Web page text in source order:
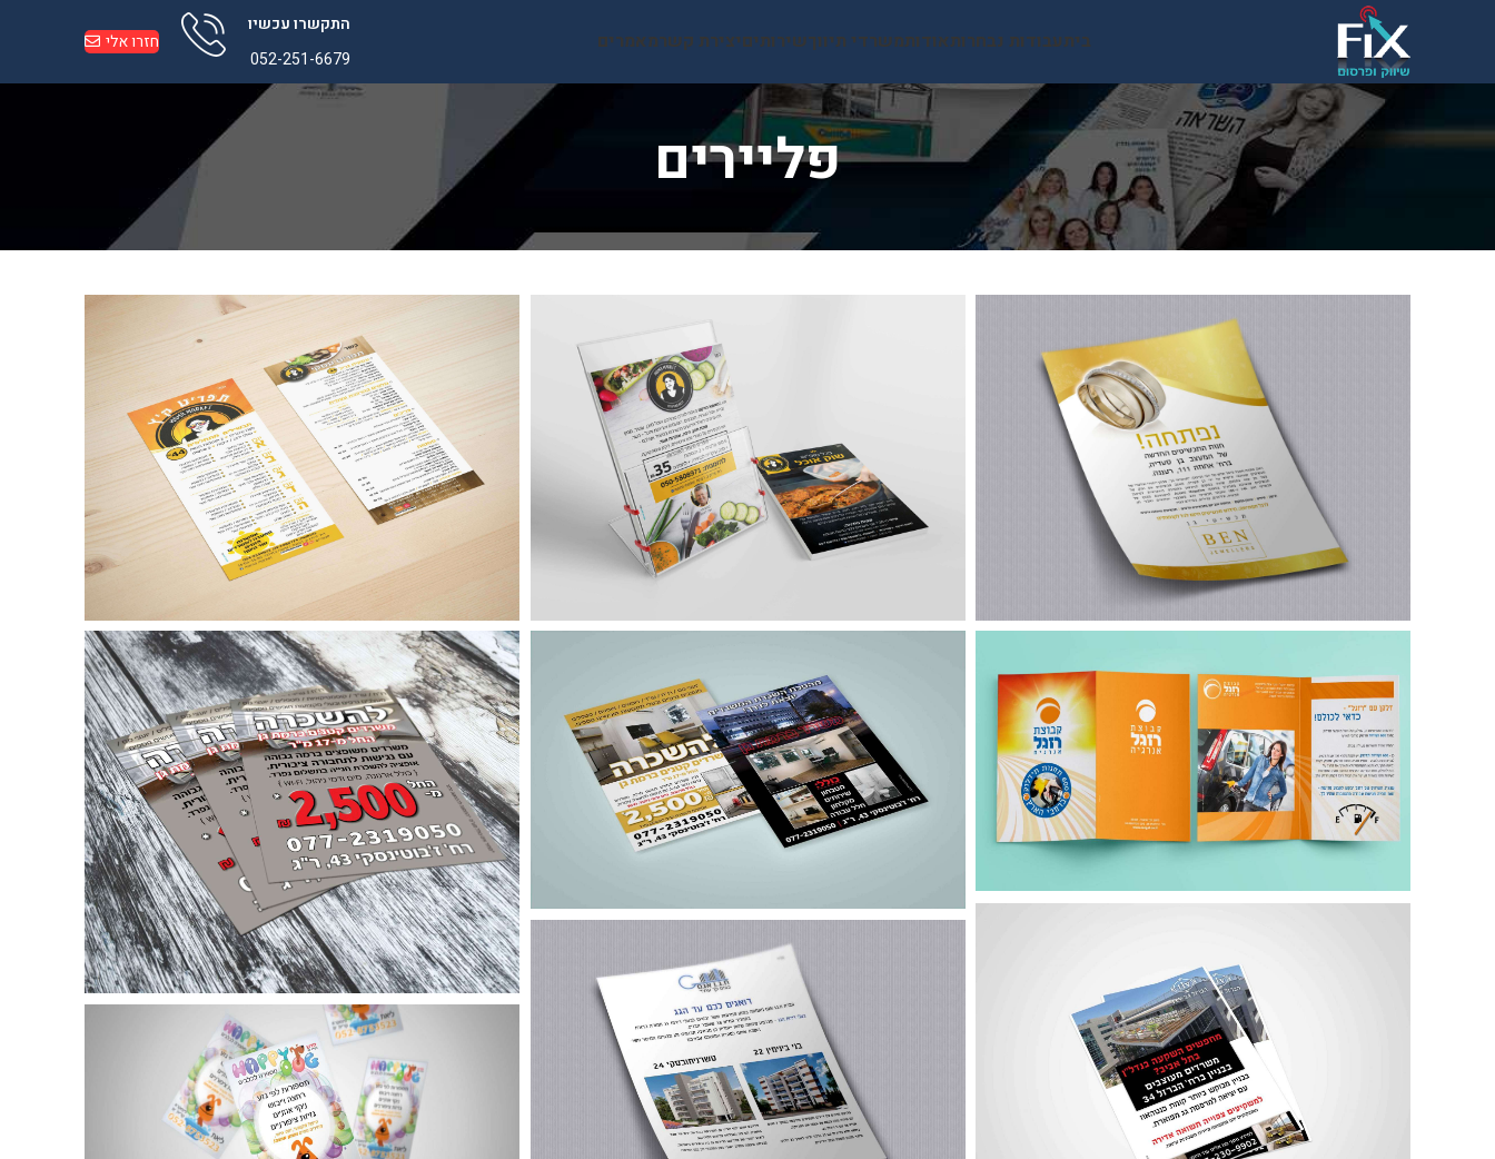
ביתעבודות נבחרותאודותמשרדי תיווךשירותיםיצירת קשרמאמרים
התקשרו עכשיו
052-251-6679
חזרו אלי
פליירים